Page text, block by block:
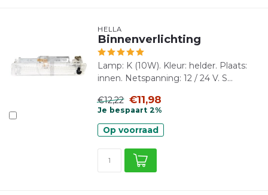
HELLA
Binnenverlichting
Lamp: K (10W). Kleur: helder. Plaats:
innen. Netspanning: 12 / 24 V. S...
€12,22 €11,98
Je bespaart 2%
Op voorraad